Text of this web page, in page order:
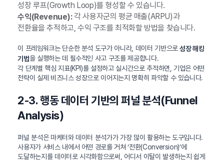
성장 루프(Growth Loop)를 형성할 수 있습니다.
수익(Revenue):각 사용자군의 평균 매출(ARPU)과
전환율을 추적하고, 수익 구조를 최적화할 방법을 찾습니다.
이 프레임워크는 단순한 분석 도구가 아니라, 데이터 기반으로성장 해킹
기법을 실행하는 데 필수적인 사고 구조를 제공합니다.
각 단계별 핵심 지표(KPI)를 설정하고 실시간으로 추적하면, 기업은 어떤
전략이 실제 비즈니스 성장으로 이어지는지 명확히 파악할 수 있습니다.
2-3. 행동 데이터 기반의 퍼널 분석(Funnel
Analysis)
퍼널 분석은 마케터와 데이터 분석가가 가장 많이 활용하는 도구입니다.
사용자가 서비스 내에서 어떤 경로를 거쳐 ‘전환(Conversion)’에
도달하는지를 데이터로 시각화함으로써, 어디서 이탈이 발생하는지 쉽게